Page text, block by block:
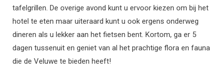
tafelgrillen. De overige avond kunt u ervoor kiezen om bij het
hotel te eten maar uiteraard kunt u ook ergens onderweg
dineren als u lekker aan het fietsen bent. Kortom, ga er 5
dagen tussenuit en geniet van al het prachtige flora en fauna
die de Veluwe te bieden heeft!